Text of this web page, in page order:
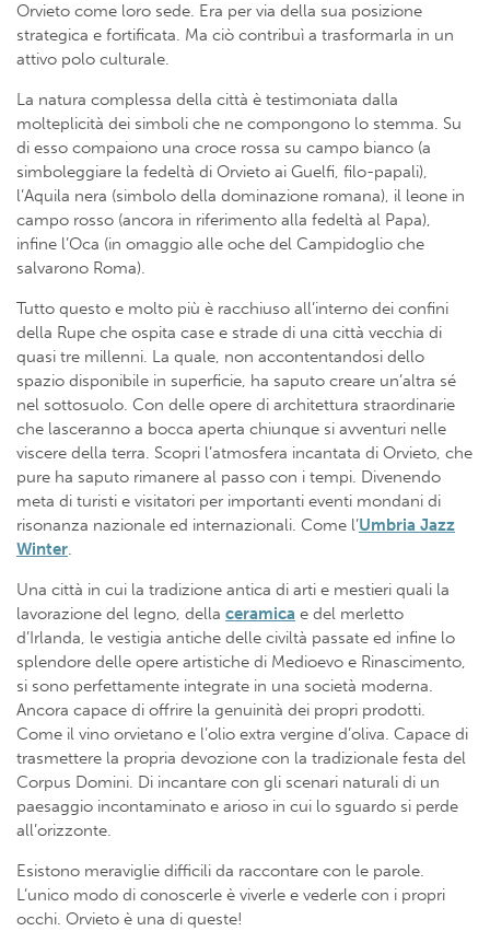
Orvieto come loro sede. Era per via della sua posizione
strategica e fortificata. Ma ciò contribuì a trasformarla in un
attivo polo culturale.
La natura complessa della città è testimoniata dalla
molteplicità dei simboli che ne compongono lo stemma. Su
di esso compaiono una croce rossa su campo bianco (a
simboleggiare la fedeltà di Orvieto ai Guelfi, filo-papali),
l’Aquila nera (simbolo della dominazione romana), il leone in
campo rosso (ancora in riferimento alla fedeltà al Papa),
infine l’Oca (in omaggio alle oche del Campidoglio che
salvarono Roma).
Tutto questo e molto più è racchiuso all’interno dei confini
della Rupe che ospita case e strade di una città vecchia di
quasi tre millenni. La quale, non accontentandosi dello
spazio disponibile in superficie, ha saputo creare un’altra sé
nel sottosuolo. Con delle opere di architettura straordinarie
che lasceranno a bocca aperta chiunque si avventuri nelle
viscere della terra. Scopri l’atmosfera incantata di Orvieto, che
pure ha saputo rimanere al passo con i tempi. Divenendo
meta di turisti e visitatori per importanti eventi mondani di
risonanza nazionale ed internazionali. Come l’Umbria Jazz
Winter.
Una città in cui la tradizione antica di arti e mestieri quali la
lavorazione del legno, della ceramica e del merletto
d’Irlanda, le vestigia antiche delle civiltà passate ed infine lo
splendore delle opere artistiche di Medioevo e Rinascimento,
si sono perfettamente integrate in una società moderna.
Ancora capace di offrire la genuinità dei propri prodotti.
Come il vino orvietano e l’olio extra vergine d’oliva. Capace di
trasmettere la propria devozione con la tradizionale festa del
Corpus Domini. Di incantare con gli scenari naturali di un
paesaggio incontaminato e arioso in cui lo sguardo si perde
all’orizzonte.
Esistono meraviglie difficili da raccontare con le parole.
L’unico modo di conoscerle è viverle e vederle con i propri
occhi. Orvieto è una di queste!